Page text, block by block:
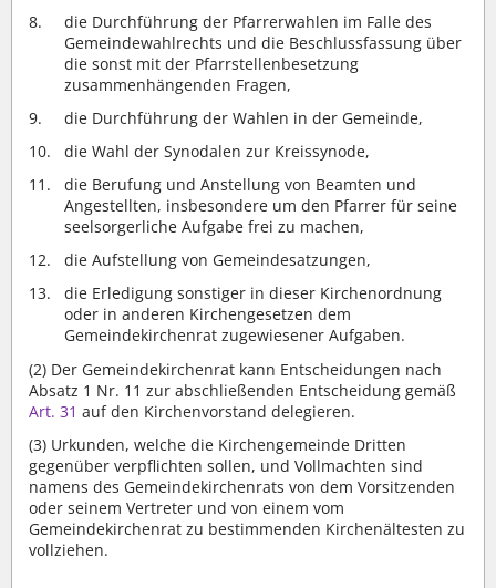
die Durchführung der Pfarrerwahlen im Falle des
Gemeindewahlrechts und die Beschlussfassung über
die sonst mit der Pfarrstellenbesetzung
zusammenhängenden Fragen,
die Durchführung der Wahlen in der Gemeinde,
die Wahl der Synodalen zur Kreissynode,
die Berufung und Anstellung von Beamten und
Angestellten, insbesondere um den Pfarrer für seine
seelsorgerliche Aufgabe frei zu machen,
die Aufstellung von Gemeindesatzungen,
die Erledigung sonstiger in dieser Kirchenordnung
oder in anderen Kirchengesetzen dem
Gemeindekirchenrat zugewiesener Aufgaben.
(2) Der Gemeindekirchenrat kann Entscheidungen nach
Absatz 1 Nr. 11 zur abschließenden Entscheidung gemäß
Art. 31 auf den Kirchenvorstand delegieren.
(3) Urkunden, welche die Kirchengemeinde Dritten
gegenüber verpflichten sollen, und Vollmachten sind
namens des Gemeindekirchenrats von dem Vorsitzenden
oder seinem Vertreter und von einem vom
Gemeindekirchenrat zu bestimmenden Kirchenältesten zu
vollziehen.